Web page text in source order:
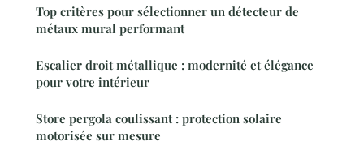
Top critères pour sélectionner un détecteur de
métaux mural performant
Escalier droit métallique : modernité et élégance
pour votre intérieur
Store pergola coulissant : protection solaire
motorisée sur mesure